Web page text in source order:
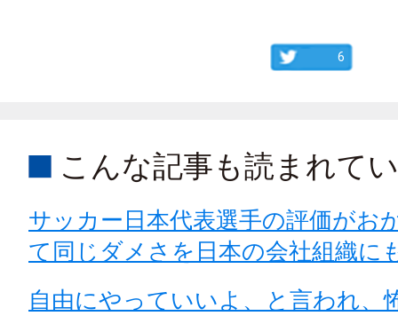
6
こんな記事も読まれて
サッカー日本代表選手の評価がお
て同じダメさを日本の会社組織に
自由にやっていいよ、と言われ、